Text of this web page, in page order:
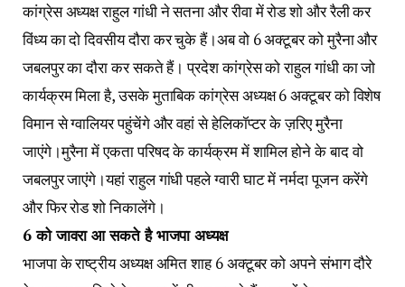
कांग्रेस अध्यक्ष राहुल गांधी ने सतना और रीवा में रोड शो और रैली कर
विंध्य का दो दिवसीय दौरा कर चुके हैं।अब वो 6 अक्टूबर को मुरैना और
जबलपुर का दौरा कर सकते हैं। प्रदेश कांग्रेस को राहुल गांधी का जो
कार्यक्रम मिला है, उसके मुताबिक कांग्रेस अध्यक्ष 6 अक्टूबर को विशेष
विमान से ग्वालियर पहुंचेंगे और वहां से हेलिकॉप्टर के ज़रिए मुरैना
जाएंगे।मुरैना में एकता परिषद के कार्यक्रम में शामिल होने के बाद वो
जबलपुर जाएंगे।यहां राहुल गांधी पहले ग्वारी घाट में नर्मदा पूजन करेंगे
और फिर रोड शो निकालेंगे।
6 को जावरा आ सकते है भाजपा अध्यक्ष
भाजपा के राष्ट्रीय अध्यक्ष अमित शाह 6 अक्टूबर को अपने संभाग दौरे